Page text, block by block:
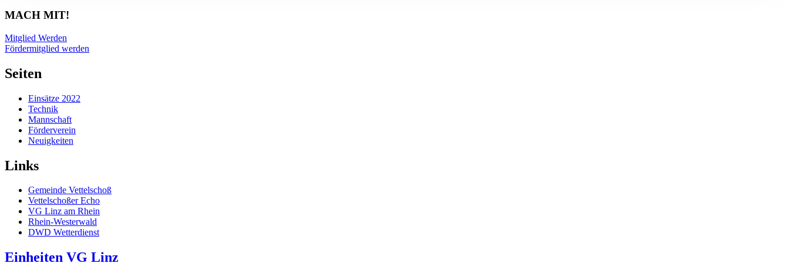
MACH MIT!
Mitglied Werden
Fördermitglied werden
Seiten
Einsätze 2022
Technik
Mannschaft
Förderverein
Neuigkeiten
Links
Gemeinde Vettelschoß
Vettelschoßer Echo
VG Linz am Rhein
Rhein-Westerwald
DWD Wetterdienst
Einheiten VG Linz